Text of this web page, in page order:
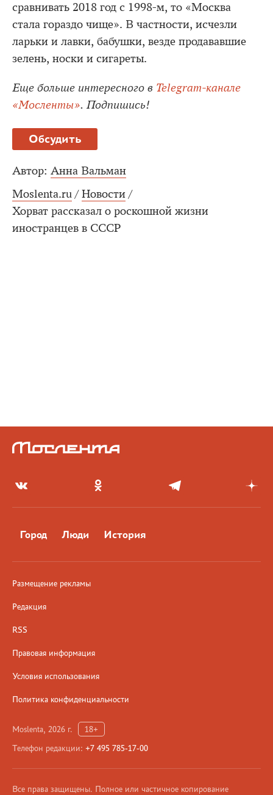
сравнивать 2018 год с 1998-м, то «Москва
стала гораздо чище». В частности, исчезли
ларьки и лавки, бабушки, везде продававшие
зелень, носки и сигареты.
Еще больше интересного в Telegram-канале
«Мосленты». Подпишись!
Обсудить
Автор: Анна Вальман
Moslenta.ru / Новости /
Хорват рассказал о роскошной жизни
иностранцев в СССР
Город Люди История
Размещение рекламы
Редакция
RSS
Правовая информация
Условия использования
Политика конфиденциальности
Moslenta, 2026 г.
18+
Телефон редакции: +7 495 785-17-00
Все права защищены. Полное или частичное копирование